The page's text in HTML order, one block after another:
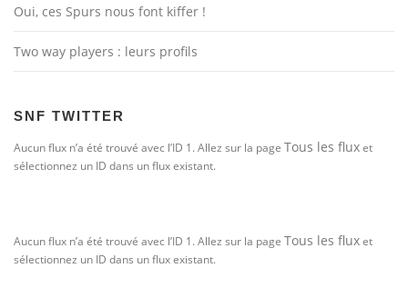
Oui, ces Spurs nous font kiffer !
Two way players : leurs profils
SNF TWITTER
Aucun flux n’a été trouvé avec l’ID 1. Allez sur la page Tous les fluxet
sélectionnez un ID dans un flux existant.
Aucun flux n’a été trouvé avec l’ID 1. Allez sur la page Tous les fluxet
sélectionnez un ID dans un flux existant.